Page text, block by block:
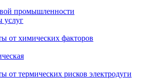
промышленности
услуг
от химических факторов
от термических рисков электродуги